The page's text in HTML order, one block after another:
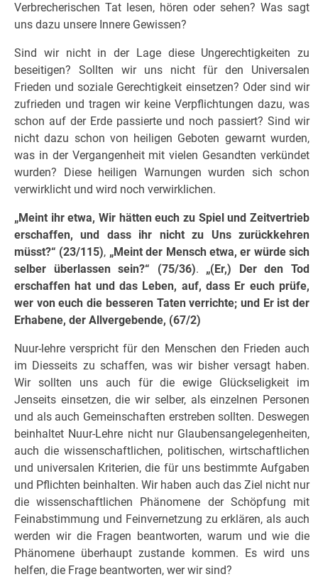
Verbrecherischen Tat lesen, hören oder sehen? Was sagt
uns dazu unsere Innere Gewissen?
Sind wir nicht in der Lage diese Ungerechtigkeiten zu
beseitigen? Sollten wir uns nicht für den Universalen
Frieden und soziale Gerechtigkeit einsetzen? Oder sind wir
zufrieden und tragen wir keine Verpflichtungen dazu, was
schon auf der Erde passierte und noch passiert? Sind wir
nicht dazu schon von heiligen Geboten gewarnt wurden,
was in der Vergangenheit mit vielen Gesandten verkündet
wurden? Diese heiligen Warnungen wurden sich schon
verwirklicht und wird noch verwirklichen.
„Meint ihr etwa, Wir hätten euch zu Spiel und Zeitvertrieb
erschaffen, und dass ihr nicht zu Uns zurückkehren
müsst?“ (23/115), „Meint der Mensch etwa, er würde sich
selber überlassen sein?“ (75/36). „(Er,) Der den Tod
erschaffen hat und das Leben, auf, dass Er euch prüfe,
wer von euch die besseren Taten verrichte; und Er ist der
Erhabene, der Allvergebende, (67/2)
Nuur-lehre verspricht für den Menschen den Frieden auch
im Diesseits zu schaffen, was wir bisher versagt haben.
Wir sollten uns auch für die ewige Glückseligkeit im
Jenseits einsetzen, die wir selber, als einzelnen Personen
und als auch Gemeinschaften erstreben sollten. Deswegen
beinhaltet Nuur-Lehre nicht nur Glaubensangelegenheiten,
auch die wissenschaftlichen, politischen, wirtschaftlichen
und universalen Kriterien, die für uns bestimmte Aufgaben
und Pflichten beinhalten. Wir haben auch das Ziel nicht nur
die wissenschaftlichen Phänomene der Schöpfung mit
Feinabstimmung und Feinvernetzung zu erklären, als auch
werden wir die Fragen beantworten, warum und wie die
Phänomene überhaupt zustande kommen. Es wird uns
helfen, die Frage beantworten, wer wir sind?